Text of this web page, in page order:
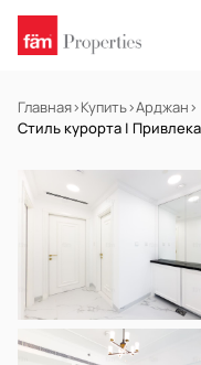
Главная›Купить›Арджан›
Стиль курорта |
В АРЕНДУ Готов к